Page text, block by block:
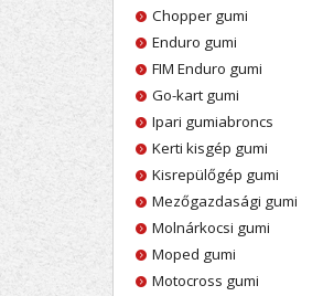
Chopper gumi
Enduro gumi
FIM Enduro gumi
Go-kart gumi
Ipari gumiabroncs
Kerti kisgép gumi
Kisrepülőgép gumi
Mezőgazdasági gumi
Molnárkocsi gumi
Moped gumi
Motocross gumi